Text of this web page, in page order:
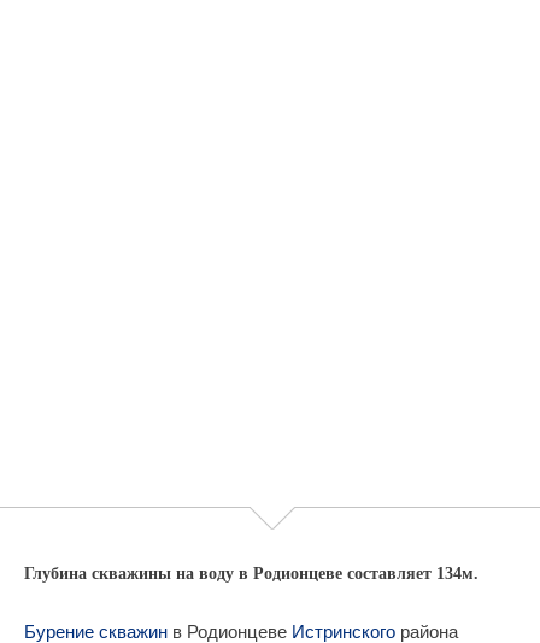
Глубина скважины на воду в Родионцеве составляет 134м.
Бурение скважин в Родионцеве Истринского района